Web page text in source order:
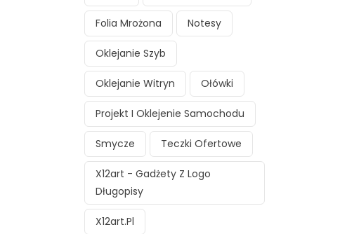
Folia Mrożona Notesy
Oklejanie Szyb
Oklejanie Witryn Ołówki
Projekt I Oklejenie Samochodu
Smycze Teczki Ofertowe
X12art - Gadżety Z Logo
Długopisy
X12art.pl